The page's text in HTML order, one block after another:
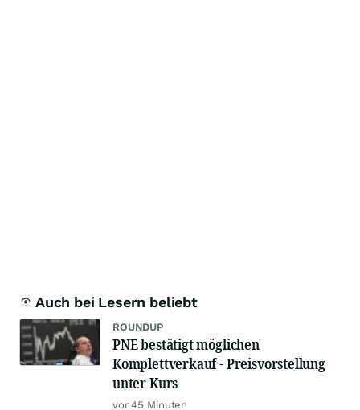
Auch bei Lesern beliebt
ROUNDUP
PNE bestätigt möglichen
Komplettverkauf - Preisvorstellung
unter Kurs
vor 45 Minuten